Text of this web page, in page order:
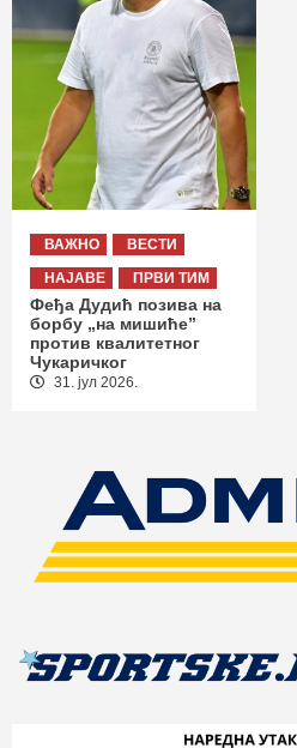
ВАЖНО
ВЕСТИ
НАЈАВЕ
ПРВИ ТИМ
Феђа Дудић позива на
борбу „на мишиће”
против квалитетног
Чукаричког
31. јул 2026.